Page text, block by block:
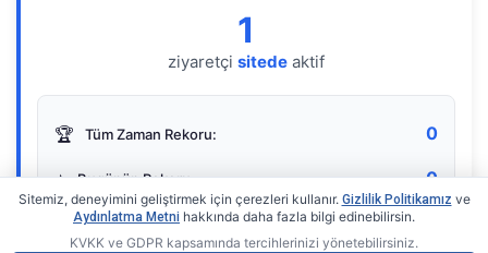
1
ziyaretçi sitede aktif
🏆 Tüm Zaman Rekoru: 0
⭐ Bugünün Rekoru: 0
Sitemiz, deneyimini geliştirmek için çerezleri kullanır. Gizlilik Politikamız ve
Aydınlatma Metni hakkında daha fazla bilgi edinebilirsin.
KVKK ve GDPR kapsamında tercihlerinizi yönetebilirsiniz.